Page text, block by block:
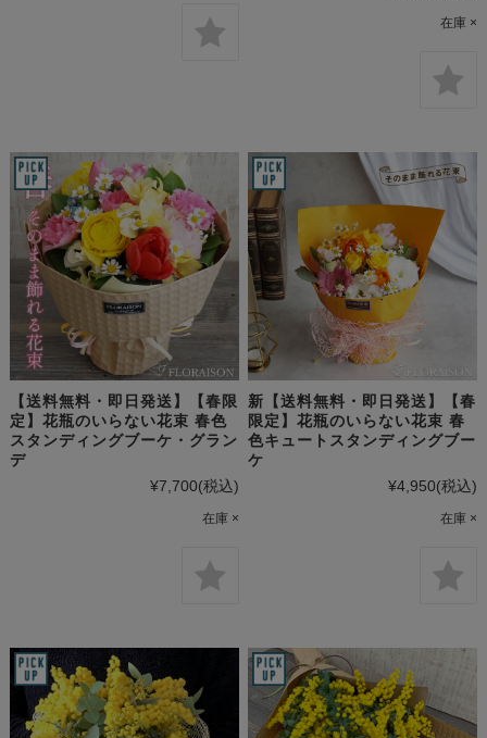
在庫 ×
【送料無料・即日発送】【春限
定】花瓶のいらない花束 春色
スタンディングブーケ・グラン
デ
¥7,700(税込)
在庫 ×
新【送料無料・即日発送】【春
限定】花瓶のいらない花束 春
色キュートスタンディングブー
ケ
¥4,950(税込)
在庫 ×